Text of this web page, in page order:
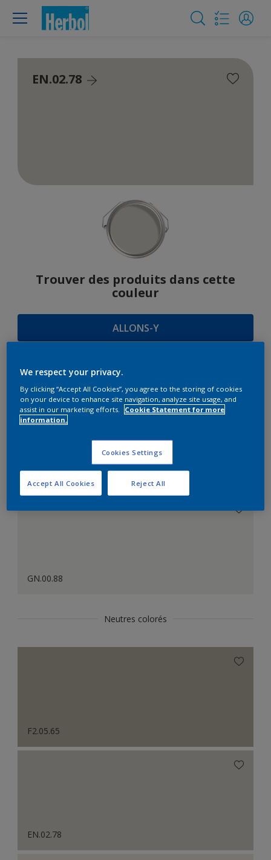
EN.02.78
Trouver des produits dans cette
couleur
ALLONS-Y
SUGGESTIONS
D'HARMONIES
Le Blanc Parfait
GN.00.88
Neutres colorés
F2.05.65
EN.02.78
We respect your privacy.
By clicking “Accept All Cookies”, you agree to the storing of cookies
on your device to enhance site navigation, analyze site usage, and
assist in our marketing efforts.
Cookie Statement for more
information.
Cookies Settings
Reject All
Accept All Cookies